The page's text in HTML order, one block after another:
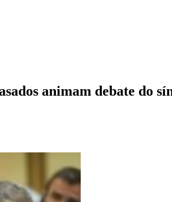
animam debate do